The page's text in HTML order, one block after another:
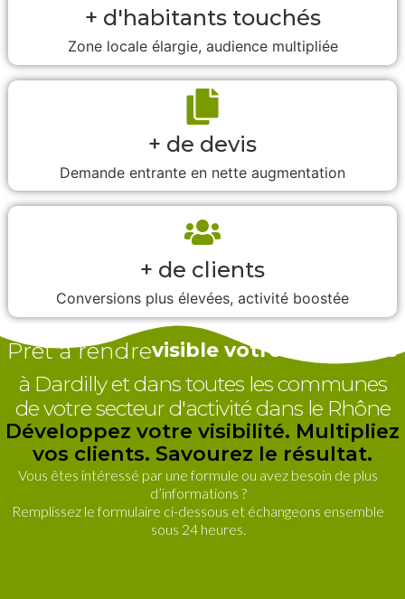
+ d'habitants touchés
Zone locale élargie, audience multipliée
+ de devis
Demande entrante en nette augmentation
+ de clients
Conversions plus élevées, activité boostée
Prêt à rendrevisible votre entreprise
à Dardilly et dans toutes les communes
de votre secteur d'activité dans le Rhône
Développez votre visibilité. Multipliez
vos clients. Savourez le résultat.
Vous êtes intéressé par une formule ou avez besoin de plus
d’informations ?
Remplissez le formulaire ci-dessous et échangeons ensemble
sous 24 heures.